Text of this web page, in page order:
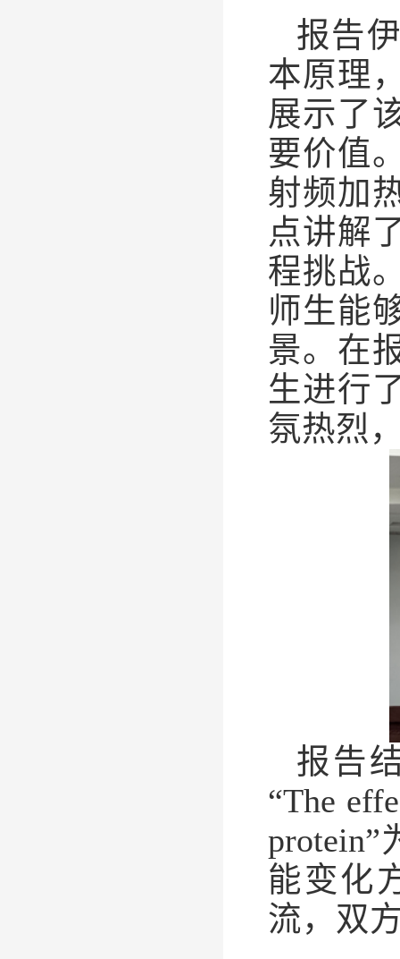
报告
本原理
展示了
要价值
射频加
点讲解
程挑战
师生能
景。在
生进行
氛热烈
报告
“The
protein”
能变化
流，双